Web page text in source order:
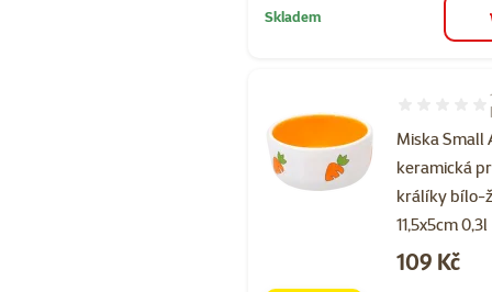
Skladem
Miska Small
keramická
králíky bílo-
11,5x5cm 0,3l
Hodnocení
Cena
109 Kč